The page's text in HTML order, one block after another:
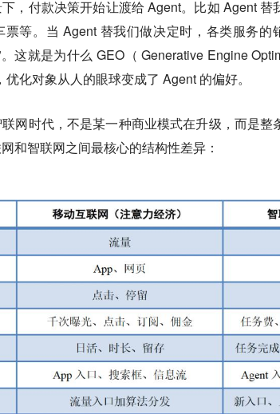
，付款决策开始让渡给 Agent。比如 Agent
等。当 Agent 替我们做决定时，各类服务的
这就是为什么 GEO（ Generative Engine
化对象从人的眼球变成了 Agent 的偏好。
网时代，不是某一种商业模式在升级，而是整
和智联网之间最核心的结构性差异：